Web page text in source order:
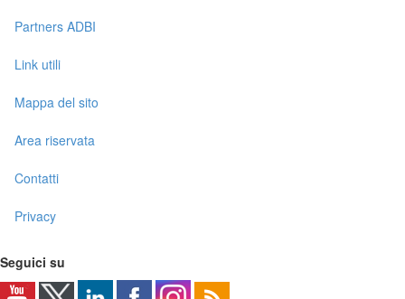
Partners ADBI
Link utili
Mappa del sito
Area riservata
Contatti
Privacy
Seguici su